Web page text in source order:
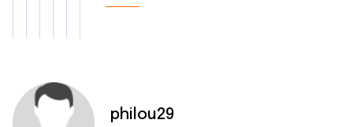
philou29